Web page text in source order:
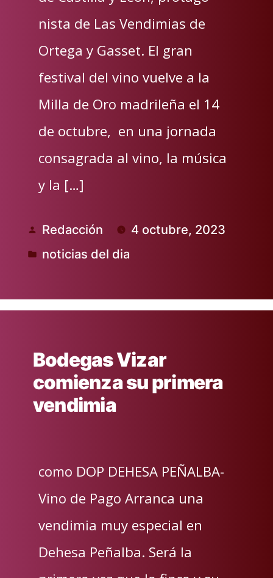
nista de Las Vendimias de
Ortega y Gasset. El gran
festival del vino vuelve a la
Milla de Oro madrileña el 14
de octubre, en una jornada
consagrada al vino, la música
y la […]
Publicado
por
Redacción 4 octubre, 2023
Publicado
noticias del dia
Bodegas Vizar
comienza su primera
vendimia
como DOP DEHESA PEÑALBA-
Vino de Pago Arranca una
vendimia muy especial en
Dehesa Peñalba. Será la